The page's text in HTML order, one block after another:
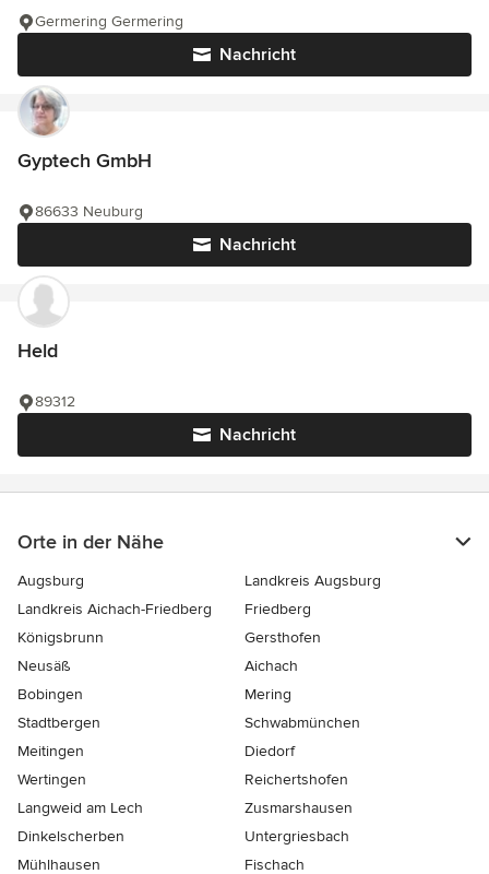
Nachricht
Germering Germering
Gyptech GmbH
Nachricht
86633 Neuburg
Held
Nachricht
89312
Orte in der Nähe
Augsburg
Landkreis Augsburg
Landkreis Aichach-Friedberg
Friedberg
Königsbrunn
Gersthofen
Neusäß
Aichach
Bobingen
Mering
Stadtbergen
Schwabmünchen
Meitingen
Diedorf
Wertingen
Reichertshofen
Langweid am Lech
Zusmarshausen
Dinkelscherben
Untergriesbach
Mühlhausen
Fischach